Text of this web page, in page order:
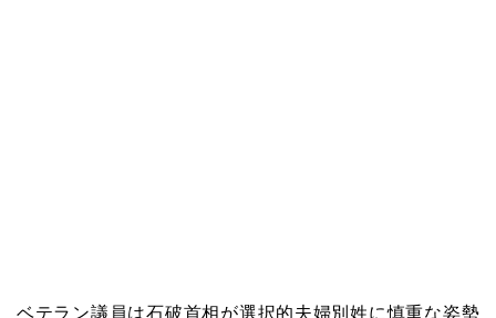
ベテラン議員は石破首相が選択的夫婦別姓に慎重な姿勢